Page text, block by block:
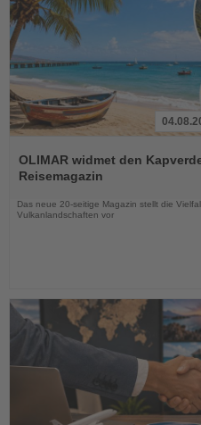
Sie
die
Nachrichten
OLIMAR widmet den
Reisemagazin
Das neue 20-seitige Magazin stellt die
Vulkanlandschaften vor